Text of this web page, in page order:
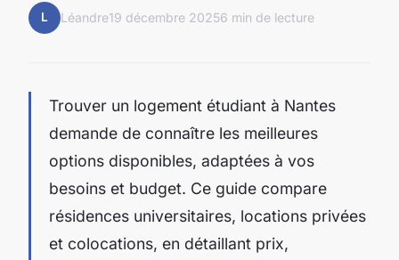
L Léandre19 décembre 20256 min de lecture
Trouver un logement étudiant à Nantes
demande de connaître les meilleures
options disponibles, adaptées à vos
besoins et budget. Ce guide compare
résidences universitaires, locations privées
et colocations, en détaillant prix,